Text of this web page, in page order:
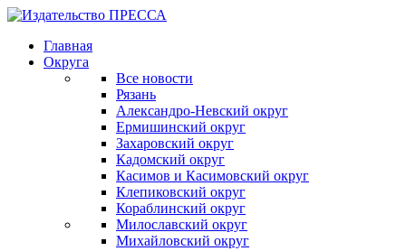
Главная
Округа
Все новости
Рязань
Александро-Невский округ
Ермишинский округ
Захаровский округ
Кадомский округ
Касимов и Касимовский округ
Клепиковский округ
Кораблинский округ
Милославский округ
Михайловский округ